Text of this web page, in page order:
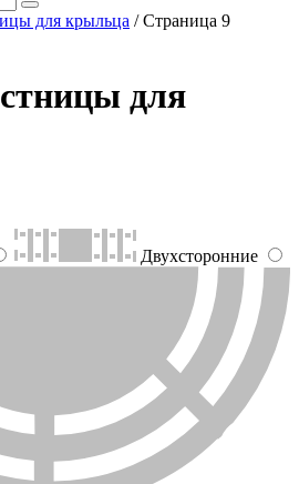
для крыльца /Страница 9
для
Двухсторонние